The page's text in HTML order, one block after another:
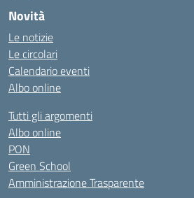
Novità
Le notizie
Le circolari
Calendario eventi
Albo online
Tutti gli argomenti
Albo online
PON
Green School
Amministrazione Trasparente